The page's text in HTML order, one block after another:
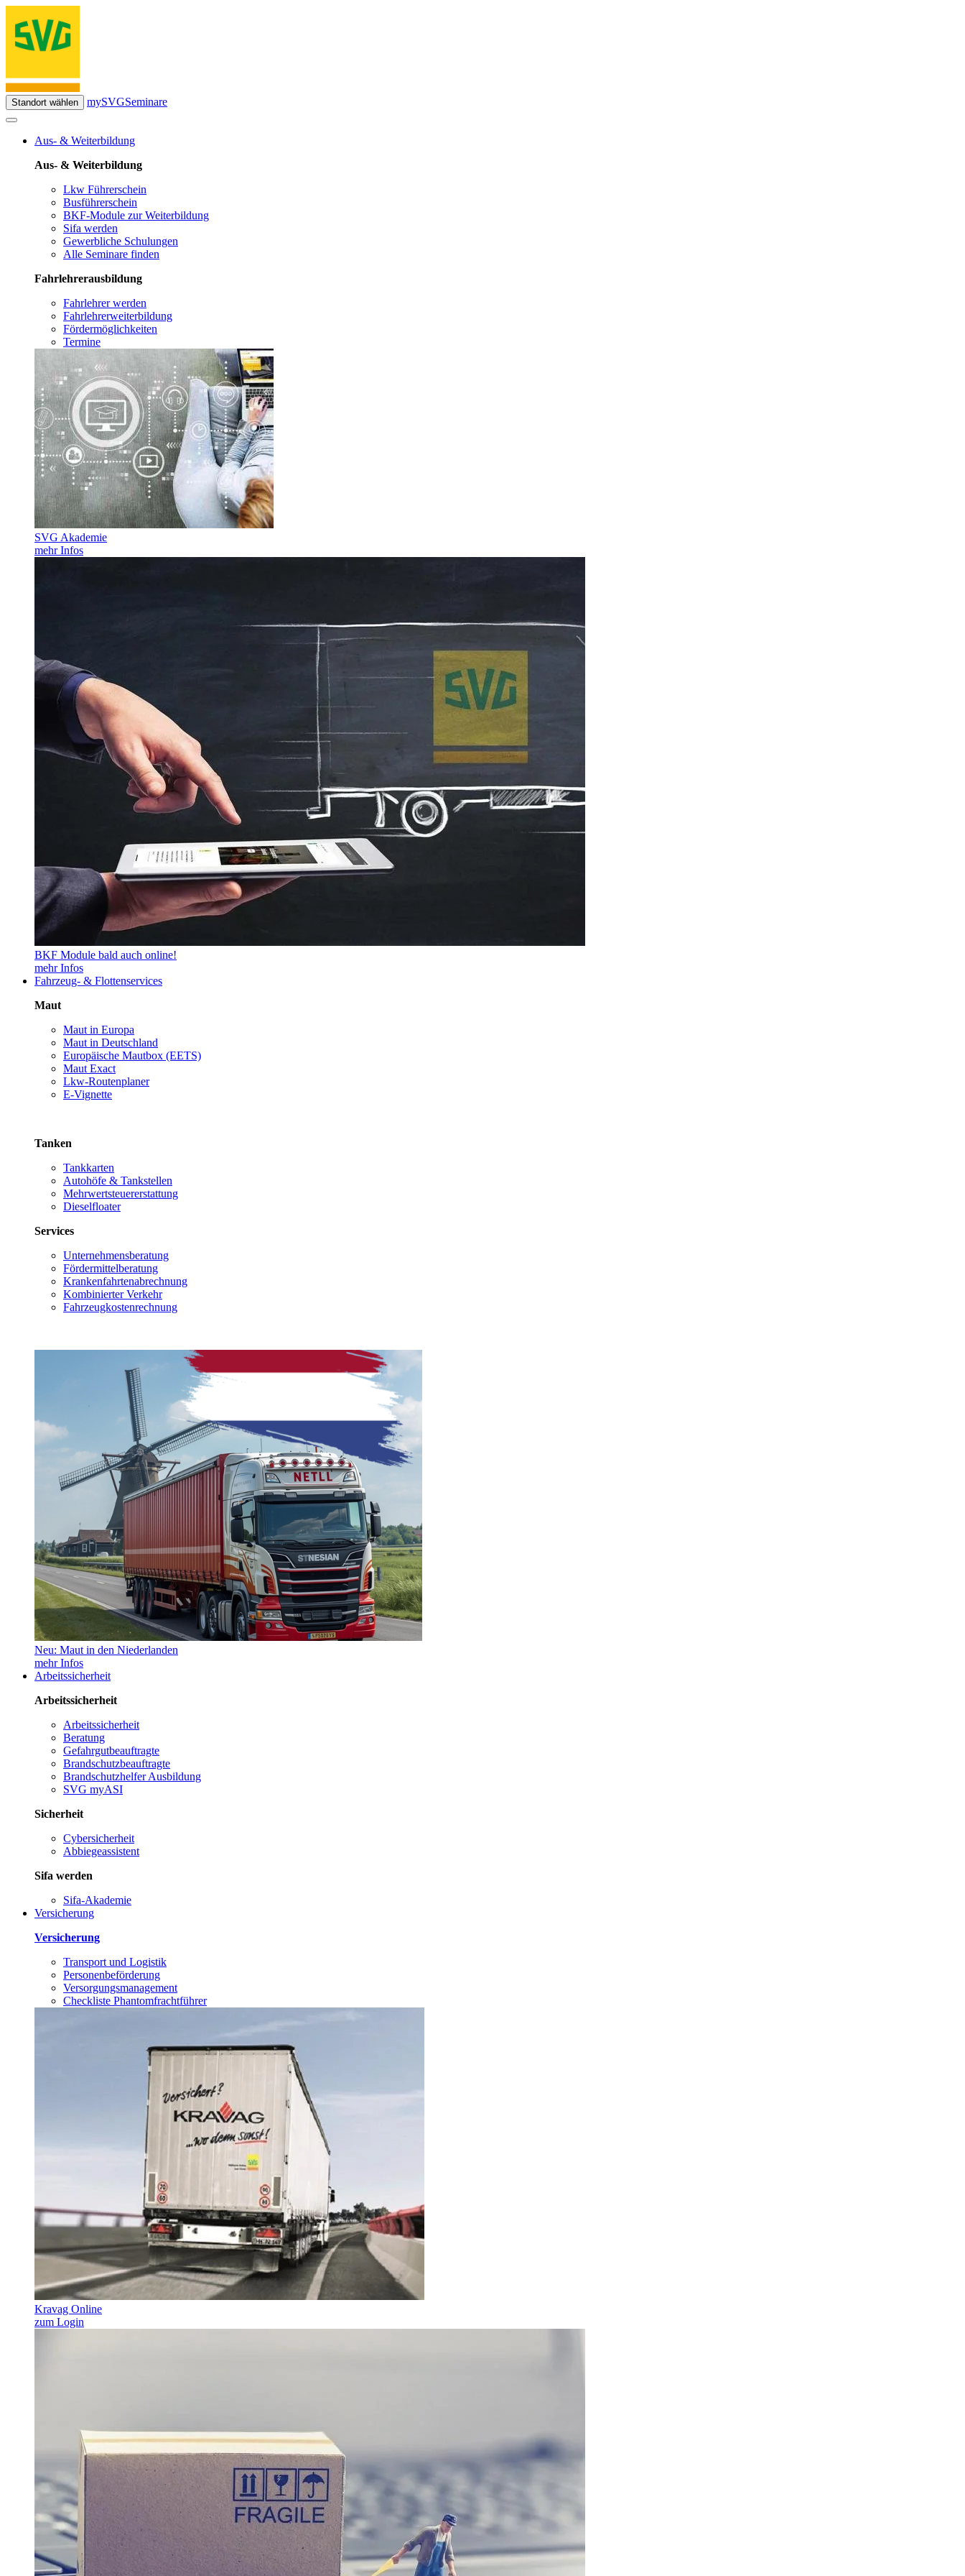
Standort wählen mySVGSeminare
Aus- & Weiterbildung
Aus- & Weiterbildung
Lkw Führerschein
Busführerschein
BKF-Module zur Weiterbildung
Sifa werden
Gewerbliche Schulungen
Alle Seminare finden
Fahrlehrerausbildung
Fahrlehrer werden
Fahrlehrerweiterbildung
Fördermöglichkeiten
Termine
SVG Akademie
mehr Infos
BKF Module bald auch online!
mehr Infos
Fahrzeug- & Flottenservices
Maut
Maut in Europa
Maut in Deutschland
Europäische Mautbox (EETS)
Maut Exact
Lkw-Routenplaner
E-Vignette
Tanken
Tankkarten
Autohöfe & Tankstellen
Mehrwertsteuererstattung
Dieselfloater
Services
Unternehmensberatung
Fördermittelberatung
Krankenfahrtenabrechnung
Kombinierter Verkehr
Fahrzeugkostenrechnung
Neu: Maut in den Niederlanden
mehr Infos
Arbeitssicherheit
Arbeitssicherheit
Arbeitssicherheit
Beratung
Gefahrgutbeauftragte
Brandschutzbeauftragte
Brandschutzhelfer Ausbildung
SVG myASI
Sicherheit
Cybersicherheit
Abbiegeassistent
Sifa werden
Sifa-Akademie
Versicherung
Versicherung
Transport und Logistik
Personenbeförderung
Versorgungsmanagement
Checkliste Phantomfrachtführer
Kravag Online
zum Login